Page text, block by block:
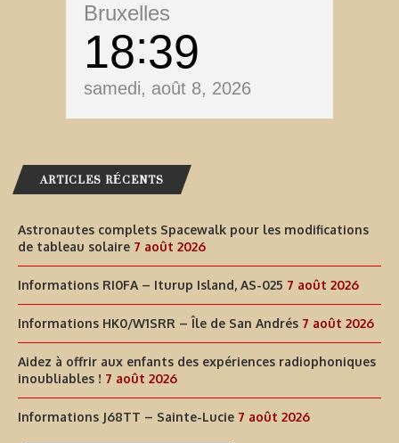
Bruxelles
18 39
samedi, août 8, 2026
ARTICLES RÉCENTS
Astronautes complets Spacewalk pour les modifications
de tableau solaire 7 août 2026
Informations RI0FA – Iturup Island, AS-025 7 août 2026
Informations HK0/W1SRR – Île de San Andrés 7 août 2026
Aidez à offrir aux enfants des expériences radiophoniques
inoubliables ! 7 août 2026
Informations J68TT – Sainte-Lucie 7 août 2026